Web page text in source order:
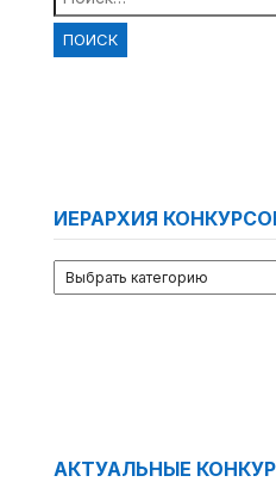
ИЕРАРХИЯ
АКТУАЛЬНЫЕ